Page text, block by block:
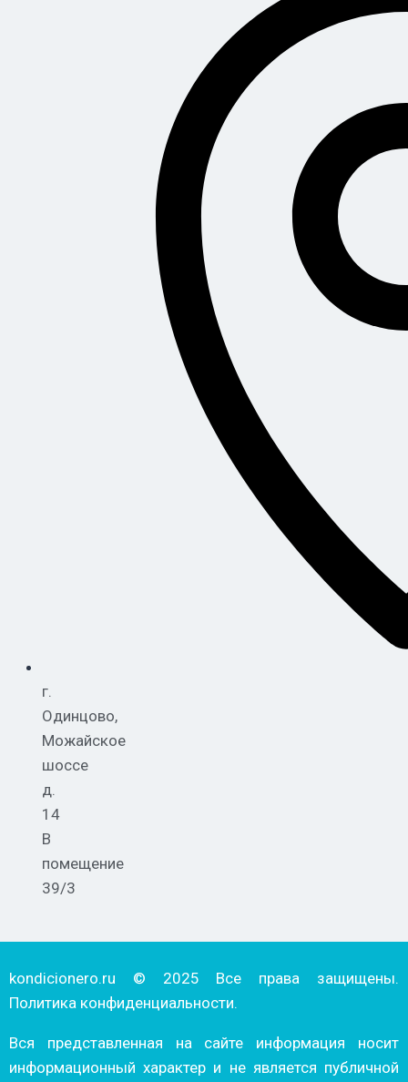
г.
Одинцово,
Можайское
шоссе
д.
14
В
помещение
39/3
kondicionero.ru © 2025 Все права защищены.
Политика конфиденциальности.
Вся представленная на сайте информация носит
информационный характер и не является публичной